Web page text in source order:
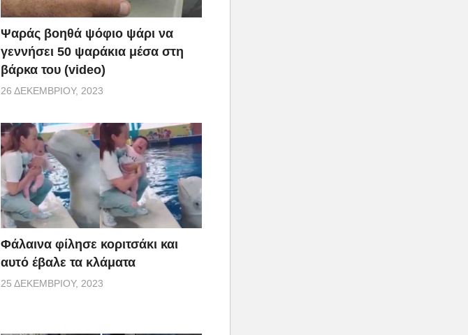
Ψαράς βοηθά ψόφιο ψάρι να
γεννήσει 50 ψαράκια μέσα στη
βάρκα του (video)
26 ΔΕΚΕΜΒΡΊΟΥ, 2023
Φάλαινα φίλησε κοριτσάκι και
αυτό έβαλε τα κλάματα
25 ΔΕΚΕΜΒΡΊΟΥ, 2023